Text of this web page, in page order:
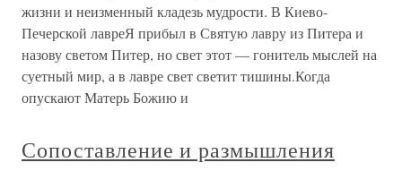
жизни и неизменный кладезь мудрости. В Киево-
Печерской лавреЯ прибыл в Святую лавру из Питера и
назову светом Питер, но свет этот — гонитель мыслей на
суетный мир, а в лавре свет светит тишины.Когда
опускают Матерь Божию и
Сопоставление и размышления